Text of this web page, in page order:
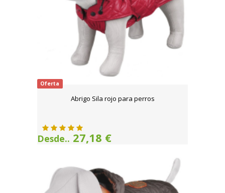
Oferta
Abrigo Sila rojo para perros
Desde.. 27,18 €